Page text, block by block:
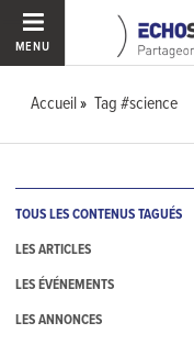
MENU
Accueil Tag #science
TOUS LES CONTENUS TAGUÉS
LES ARTICLES
LES ÉVÉNEMENTS
LES ANNONCES